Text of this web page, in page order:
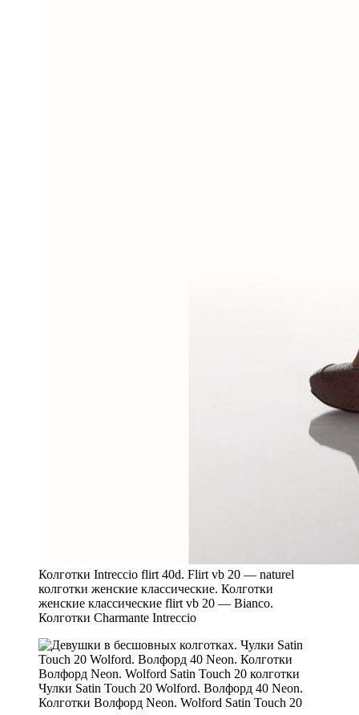
Колготки Intreccio flirt 40d. Flirt vb 20 — naturel
колготки женские классические. Колготки
женские классические flirt vb 20 — Bianco.
Колготки Charmante Intreccio
Чулки Satin Touch 20 Wolford. Волфорд 40 Neon.
Колготки Волфорд Neon. Wolford Satin Touch 20